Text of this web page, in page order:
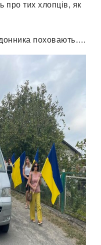
про тих хлопців, як
поховають….